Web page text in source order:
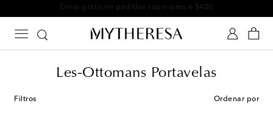
Envío gratis en pedidos superiores a $400
Les-Ottomans Portavelas
Filtros Ordenar por